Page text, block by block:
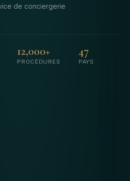
de conciergerie
12,000+
PROCÉDURES
47
PAYS